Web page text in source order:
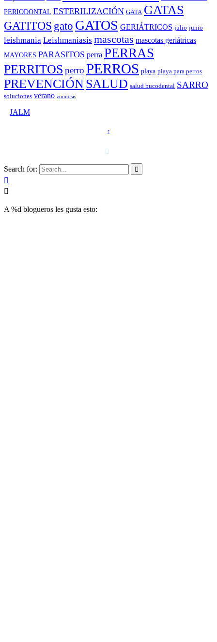
PERIODONTAL ESTERILIZACIÓN GATA GATAS
GATITOS gato GATOS GERIÁTRICOS julio junio
leishmania Leishmaniasis mascotas mascotas geriátricas
MAYORES PARASITOS perra PERRAS
PERRITOS perro PERROS playa playa para perros
PREVENCIÓNSALUD salud bucodental SARRO
soluciones verano zoonosis
JALM
↑

Search for: 


A %d blogueros les gusta esto: